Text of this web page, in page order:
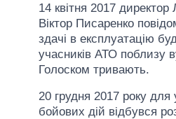
14 квітня 2017
Віктор Писаренко
здачі в експлуатацію
учасників АТО поблизу
Голоском тривають.
20 грудня 2017 року для
бойових дій відбувся